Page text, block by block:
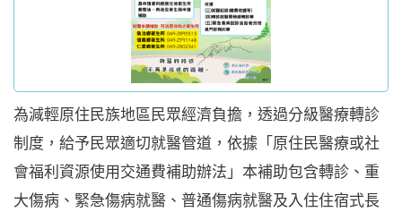
為減輕原住民族地區民眾經濟負擔，透過分級醫療轉診
制度，給予民眾適切就醫管道，依據「原住民醫療或社
會福利資源使用交通費補助辦法」本補助包含轉診、重
大傷病、緊急傷病就醫、普通傷病就醫及入住住宿式長